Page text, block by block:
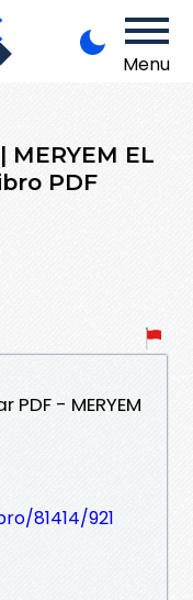
Menu
MERYEM EL
PDF
PDF - MERYEM
81414/921